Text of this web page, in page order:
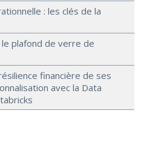
: les clés de la
plafond de verre de
financière de ses
avec la Data